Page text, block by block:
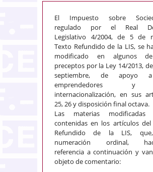
El Impuesto sobre
regulado por el Real
Legislativo 4/2004, de 5 de
Texto Refundido de la LIS, se
modificado en algunos
preceptos por la Ley 14/2013,
septiembre, de apoyo
emprendedores
internacionalización, en sus
25, 26 y disposición final octava.
Las materias modificadas
contenidas en los artículos del
Refundido de la LIS,
numeración ordinal,
referencia a continuación y
objeto de comentario: